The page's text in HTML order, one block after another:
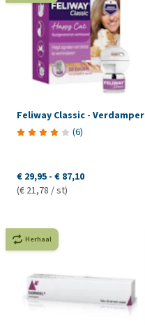
Feliway Classic - Verdamper
(6)
€ 29,95 - € 87,10
(€ 21,78 / st)
Herhaal